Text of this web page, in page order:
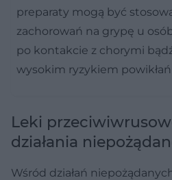
preparaty mogą być
zachorowań na grypę u
po kontakcie z chorymi
wysokim ryzykiem
Leki
działania
Wśród działań